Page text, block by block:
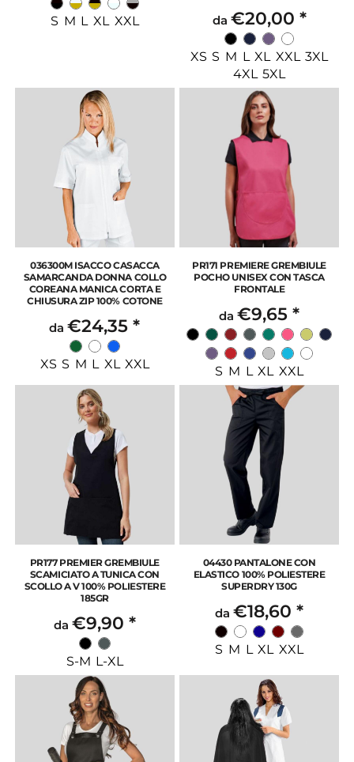
S M L XL XXL da €20,00 *
XS S M L XL XXL 3XL
4XL 5XL
036300M ISACCO CASACCA
SAMARCANDA DONNA COLLO
COREANA MANICA CORTA E
CHIUSURA ZIP 100% COTONE
da€24,35*
XS S M L XL XXL
PR171 PREMIERE GREMBIULE
POCHO UNISEX CON TASCA
FRONTALE
da€9,65*
S M L XL XXL
PR177 PREMIER GREMBIULE
SCAMICIATO A TUNICA CON
SCOLLO A V 100% POLIESTERE
185GR
da €9,90 *
S-M L-XL
04430 PANTALONE CON
ELASTICO 100% POLIESTERE
SUPERDRY 130G
da€18,60*
S M L XL XXL